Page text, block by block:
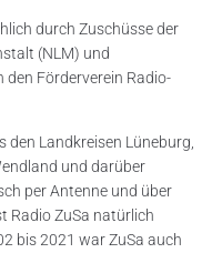
durch Zuschüsse der
(NLM) und
Förderverein Radio-
den Landkreisen Lüneburg,
und darüber
per Antenne und über
Radio ZuSa natürlich
bis 2021 war ZuSa auch